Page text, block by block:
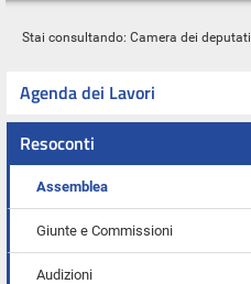
Stai consultando: Camera dei deputati
Agenda dei Lavori
Resoconti
Assemblea
Giunte e Commissioni
Audizioni